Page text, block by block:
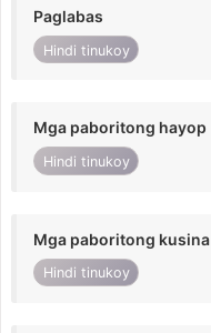
Paglabas
Hindi tinukoy
Mga paboritong hayop
Hindi tinukoy
Mga paboritong kusina
Hindi tinukoy